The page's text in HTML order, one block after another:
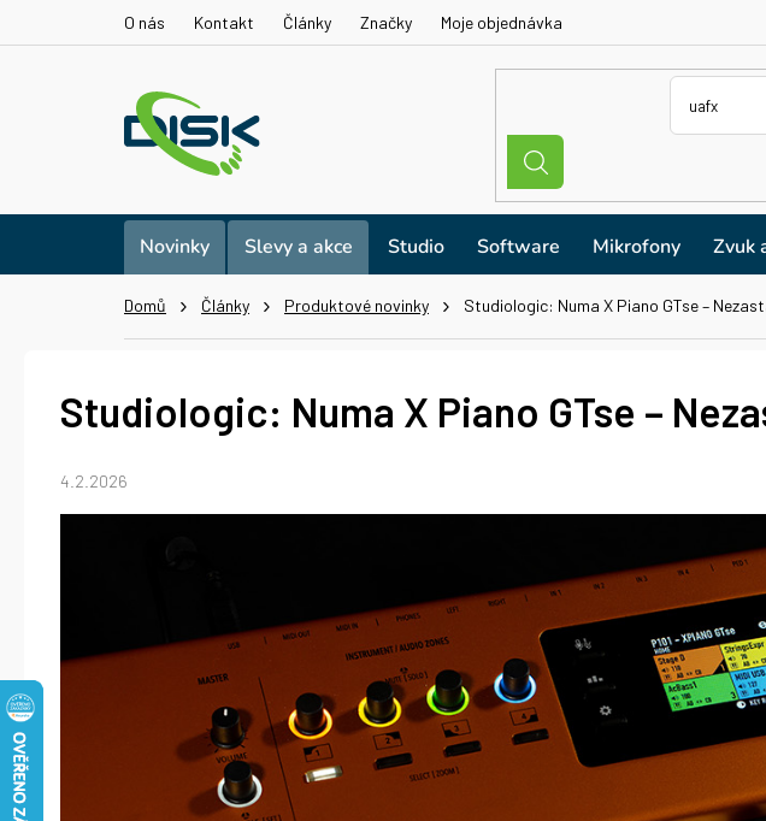
O nás Kontakt Články Značky Moje objednávka
Novinky Slevy a akce Studio Software Mikrofony Zvuk
Domů Články Produktové novinky Studiologic: Numa X Piano GTse –
Studiologic: Numa X Piano GTse –
4.2.2026